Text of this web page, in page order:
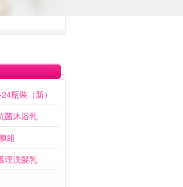
瓶裝（新）
菌沐浴乳
組
理洗髮乳